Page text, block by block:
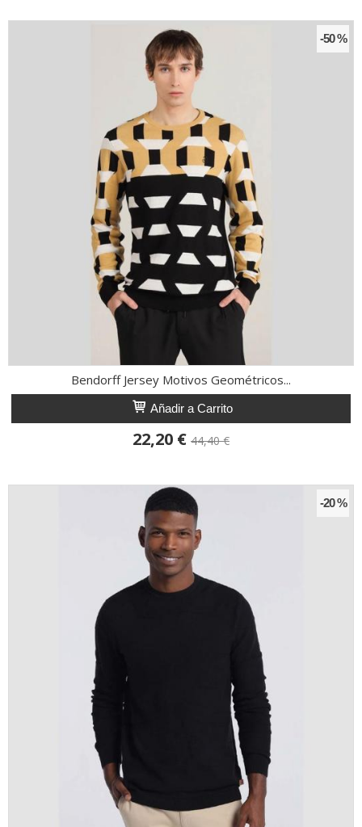
-50 %
Bendorff Jersey Motivos Geométricos...
Añadir a Carrito
22,20 € 44,40 €
-20 %